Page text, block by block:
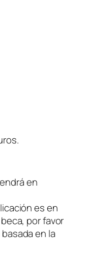
en
es en
por favor
en la